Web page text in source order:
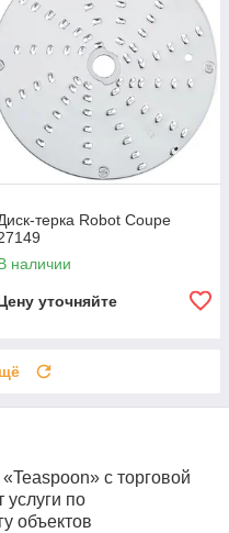
терка Robot Coupe
наличии
уточняйте
с торговой
по
объектов